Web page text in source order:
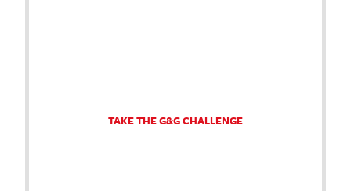
TAKE THE G&G CHALLENGE